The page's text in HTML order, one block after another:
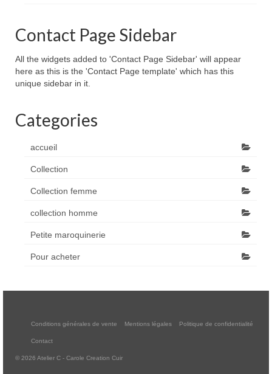
Contact Page Sidebar
All the widgets added to 'Contact Page Sidebar' will appear
here as this is the 'Contact Page template' which has this
unique sidebar in it.
Categories
accueil
Collection
Collection femme
collection homme
Petite maroquinerie
Pour acheter
Conditions générales de vente Mentions légales Politique de confidentialité
Contact
© 2026 Atelier C - Carole Creation Cuir